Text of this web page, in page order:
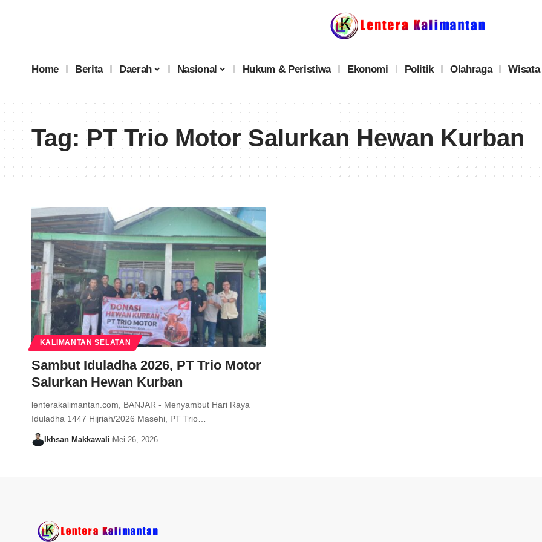
Home Berita Daerah Nasional Hukum & Peristiwa Ekonomi Politik Olahraga Wisata
Tag:PT Trio Motor Salurkan Hewan Kurban
KALIMANTAN SELATAN
Sambut Iduladha 2026, PT Trio Motor
Salurkan Hewan Kurban
lenterakalimantan.com, BANJAR - Menyambut Hari Raya
Iduladha 1447 Hijriah/2026 Masehi, PT Trio…
Ikhsan Makkawali Mei 26, 2026